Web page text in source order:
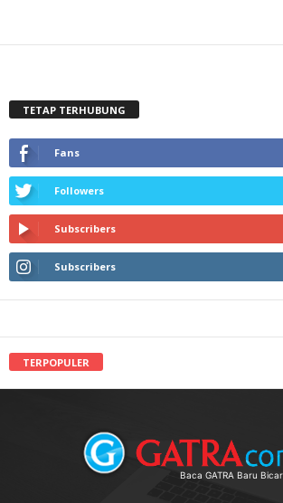
TETAP TERHUBUNG
Fans
Followers
Subscribers
Subscribers